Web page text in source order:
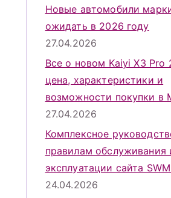
Новые автомобили
ожидать в 2026 году
27.04.2026
Все о новом Kaiyi X3 Pro
цена, характеристики и
возможности покупки в
27.04.2026
Комплексное
правилам обслуживания
эксплуатации сайта
24.04.2026